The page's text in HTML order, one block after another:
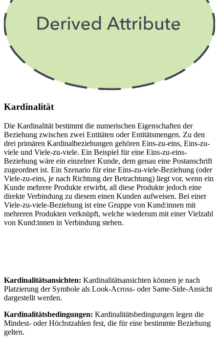
Kardinalität
Die Kardinalität bestimmt die numerischen Eigenschaften der
Beziehung zwischen zwei Entitäten oder Entitätsmengen. Zu den
drei primären Kardinalbeziehungen gehören Eins-zu-eins, Eins-zu-
viele und Viele-zu-viele. Ein Beispiel für eine Eins-zu-eins-
Beziehung wäre ein einzelner Kunde, dem genau eine Postanschrift
zugeordnet ist. Ein Szenario für eine Eins-zu-viele-Beziehung (oder
Viele-zu-eins, je nach Richtung der Betrachtung) liegt vor, wenn ein
Kunde mehrere Produkte erwirbt, all diese Produkte jedoch eine
direkte Verbindung zu diesem einen Kunden aufweisen. Bei einer
Viele-zu-viele-Beziehung ist eine Gruppe von Kund:innen mit
mehreren Produkten verknüpft, welche wiederum mit einer Vielzahl
von Kund:innen in Verbindung stehen.
Kardinalitätsansichten: Kardinalitätsansichten können je nach
Platzierung der Symbole als Look-Across- oder Same-Side-Ansicht
dargestellt werden.
Kardinalitätsbedingungen: Kardinalitätsbedingungen legen die
Mindest- oder Höchstzahlen fest, die für eine bestimmte Beziehung
gelten.